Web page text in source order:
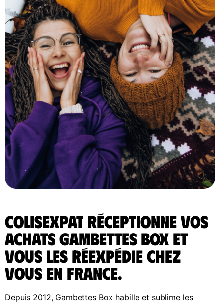
ColisExpat réceptionne vos
achats Gambettes Box et
vous les réexpédie chez
vous en France.
Depuis 2012, Gambettes Box habille et sublime les